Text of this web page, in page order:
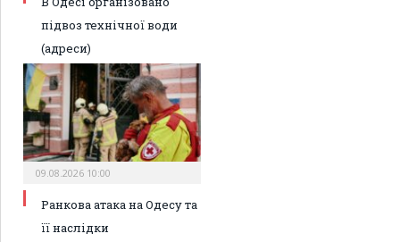
підвоз технічної води
(адреси)
09.08.2026 10:00
Ранкова атака на Одесу та
її наслідки